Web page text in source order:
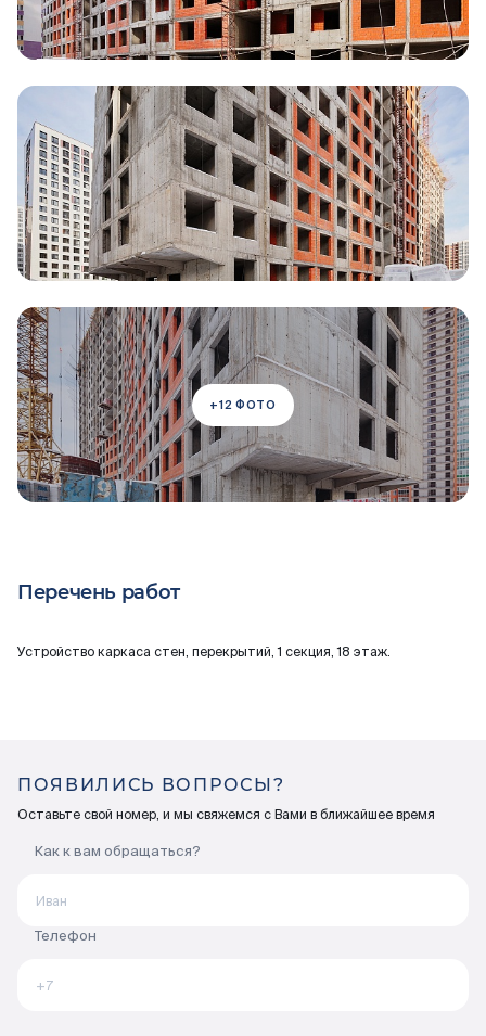
+12 ФОТО
Перечень работ
Устройство каркаса стен, перекрытий, 1 секция, 18 этаж.
ПОЯВИЛИСЬ ВОПРОСЫ?
Оставьте свой номер, и мы свяжемся с Вами в ближайшее время
Как к вам обращаться?
Телефон